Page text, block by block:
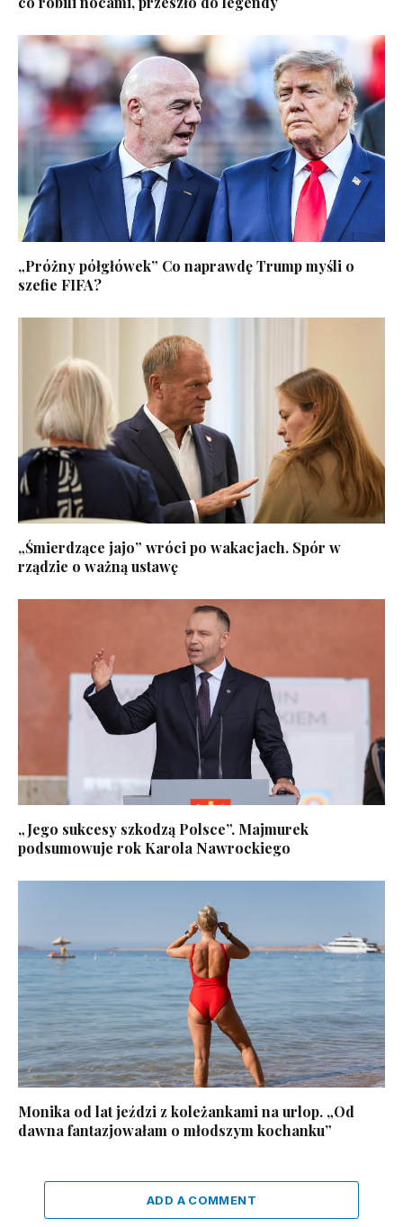
„Próżny półgłówek” Co naprawdę Trump myśli o
szefie FIFA?
„Śmierdzące jajo” wróci po wakacjach. Spór w
rządzie o ważną ustawę
„Jego sukcesy szkodzą Polsce”. Majmurek
podsumowuje rok Karola Nawrockiego
Monika od lat jeździ z koleżankami na urlop. „Od
dawna fantazjowałam o młodszym kochanku”
ADD A COMMENT